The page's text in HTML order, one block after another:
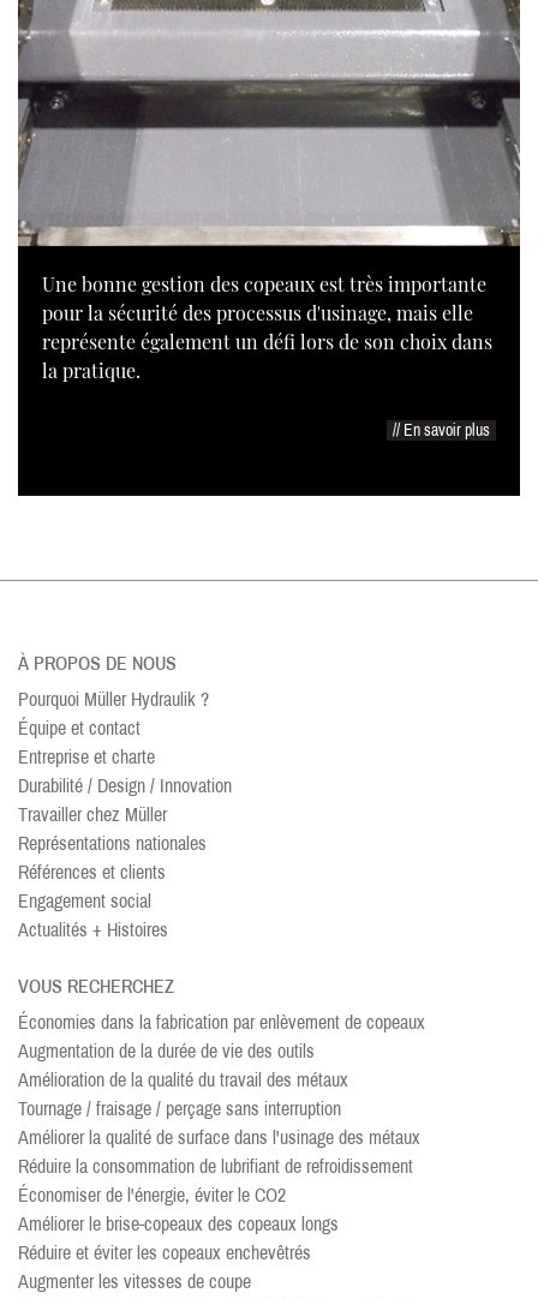
Une bonne gestion des copeaux est très importante
pour la sécurité des processus d'usinage, mais elle
représente également un défi lors de son choix dans
la pratique.
// En savoir plus
À PROPOS DE NOUS
Pourquoi Müller Hydraulik ?
Équipe et contact
Entreprise et charte
Durabilité / Design / Innovation
Travailler chez Müller
Représentations nationales
Références et clients
Engagement social
Actualités + Histoires
VOUS RECHERCHEZ
Économies dans la fabrication par enlèvement de copeaux
Augmentation de la durée de vie des outils
Amélioration de la qualité du travail des métaux
Tournage / fraisage / perçage sans interruption
Améliorer la qualité de surface dans l'usinage des métaux
Réduire la consommation de lubrifiant de refroidissement
Économiser de l'énergie, éviter le CO2
Améliorer le brise-copeaux des copeaux longs
Réduire et éviter les copeaux enchevêtrés
Augmenter les vitesses de coupe